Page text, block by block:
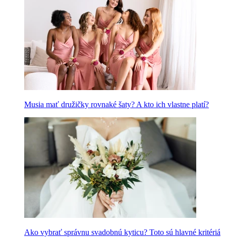
Musia mať družičky rovnaké šaty? A kto ich vlastne platí?
Ako vybrať správnu svadobnú kyticu? Toto sú hlavné kritériá